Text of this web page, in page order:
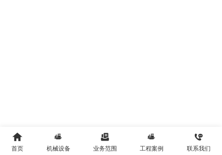

首页

机械设备

业务范围

工程案例

联系我们